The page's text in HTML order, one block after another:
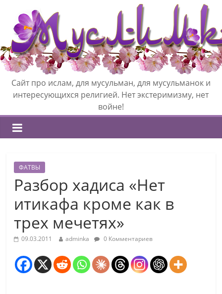
Сайт про ислам, для мусульман, для мусульманок и
интересующихся религией. Нет экстеримизму, нет
войне!
ФАТВЫ
Разбор хадиса «Нет
итикафа кроме как в
трех мечетях»
09.03.2011 adminka 0 Комментариев